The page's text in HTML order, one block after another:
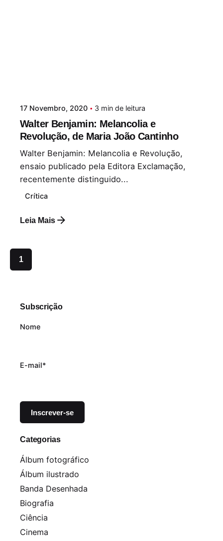
17 Novembro, 2020 3 min de leitura
Walter Benjamin: Melancolia e
Revolução, de Maria João Cantinho
Walter Benjamin: Melancolia e Revolução,
ensaio publicado pela Editora Exclamação,
recentemente distinguido...
Crítica
Leia Mais
1
Subscrição
Nome
E-mail*
Categorias
Álbum fotográfico
Álbum ilustrado
Banda Desenhada
Biografia
Ciência
Cinema